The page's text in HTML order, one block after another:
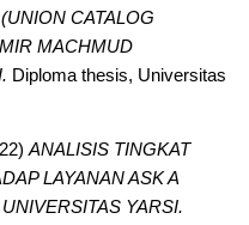
CATALOG
MACHMUD
Diploma thesis, Universitas
ANALISIS TINGKAT
LAYANAN ASK A
YARSI.